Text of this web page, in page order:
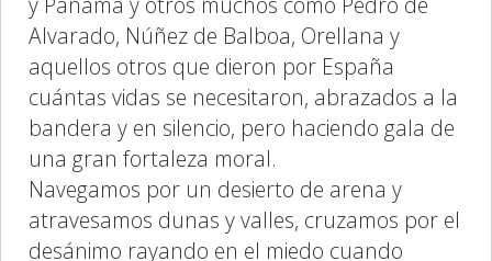
Alvarado, Núñez de Balboa, Orellana y
aquellos otros que dieron por España
cuántas vidas se necesitaron, abrazados a la
bandera y en silencio, pero haciendo gala de
una gran fortaleza moral.
Navegamos por un desierto de arena y
atravesamos dunas y valles, cruzamos por el
desánimo rayando en el miedo cuando